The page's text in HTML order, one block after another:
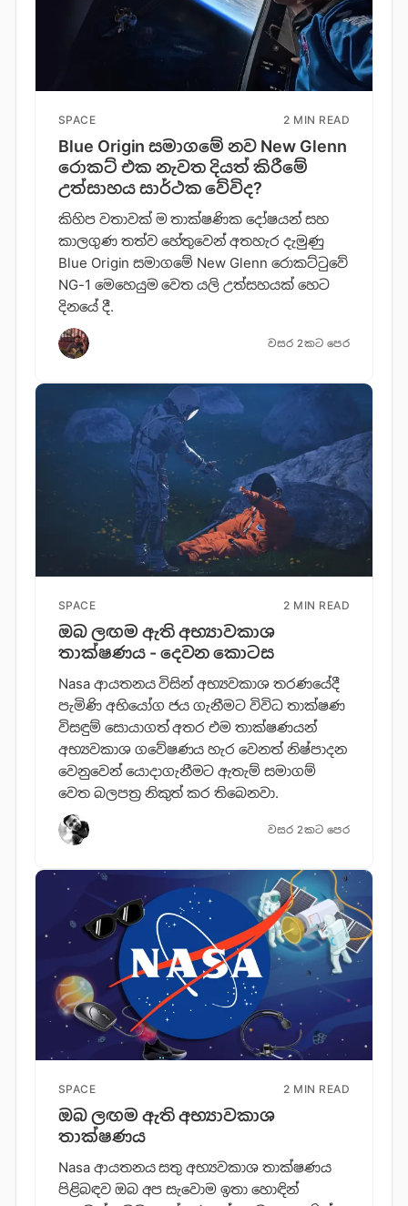
SPACE 2 MIN READ
Blue Origin සමාගමේ නව New Glenn
රොකට් එක නැවත දියත් කිරීමේ
උත්සාහය සාර්ථක වේවිද?
කිහිප වතාවක් ම තාක්ෂණික දෝෂයන් සහ
කාලගුණ තත්ව හේතුවෙන් අතහැර දැමුණු
Blue Origin සමාගමේ New Glenn රොකට්ටුවේ
NG-1 මෙහෙයුම වෙත යලි උත්සහයක් හෙට
දිනයේ දී.
වසර 2කට පෙර
SPACE 2 MIN READ
ඔබ ලඟම ඇති අභ්‍යාවකාශ
තාක්ෂණය - දෙවන කොටස
Nasa ආයතනය විසින් අභ්‍යවකාශ තරණයේදී
පැමිණි අභියෝග ජය ගැනීමට විවිධ තාක්ෂණ
විසඳුම් සොයාගත් අතර එම තාක්ෂණයන්
අභ්‍යවකාශ ගවේෂණය හැර වෙනත් නිෂ්පාදන
වෙනුවෙන් යොදාගැනීමට ඇතැම් සමාගම්
වෙත බලපත්‍ර නිකුත් කර තිබෙනවා.
වසර 2කට පෙර
SPACE 2 MIN READ
ඔබ ලඟම ඇති අභ්‍යාවකාශ
තාක්ෂණය
Nasa ආයතනය සතු අභ්‍යවකාශ තාක්ෂණය
පිළිබඳව ඔබ අප සැවොම ඉතා හොඳින්